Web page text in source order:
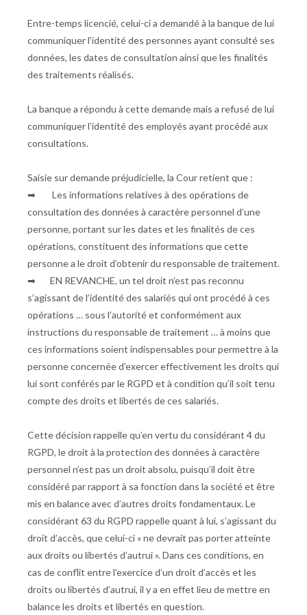
Entre-temps licencié, celui-ci a demandé à la banque de lui
communiquer l’identité des personnes ayant consulté ses
données, les dates de consultation ainsi que les finalités
des traitements réalisés.
La banque a répondu à cette demande mais a refusé de lui
communiquer l’identité des employés ayant procédé aux
consultations.
Saisie sur demande préjudicielle, la Cour retient que :
➡ Les informations relatives à des opérations de
consultation des données à caractère personnel d’une
personne, portant sur les dates et les finalités de ces
opérations, constituent des informations que cette
personne a le droit d’obtenir du responsable de traitement.
➡ EN REVANCHE, un tel droit n’est pas reconnu
s’agissant de l’identité des salariés qui ont procédé à ces
opérations … sous l’autorité et conformément aux
instructions du responsable de traitement … à moins que
ces informations soient indispensables pour permettre à la
personne concernée d’exercer effectivement les droits qui
lui sont conférés par le RGPD et à condition qu’il soit tenu
compte des droits et libertés de ces salariés.
Cette décision rappelle qu’en vertu du considérant 4 du
RGPD, le droit à la protection des données à caractère
personnel n’est pas un droit absolu, puisqu’il doit être
considéré par rapport à sa fonction dans la société et être
mis en balance avec d’autres droits fondamentaux. Le
considérant 63 du RGPD rappelle quant à lui, s’agissant du
droit d’accès, que celui-ci « ne devrait pas porter atteinte
aux droits ou libertés d’autrui ». Dans ces conditions, en
cas de conflit entre l’exercice d’un droit d’accès et les
droits ou libertés d’autrui, il y a en effet lieu de mettre en
balance les droits et libertés en question.